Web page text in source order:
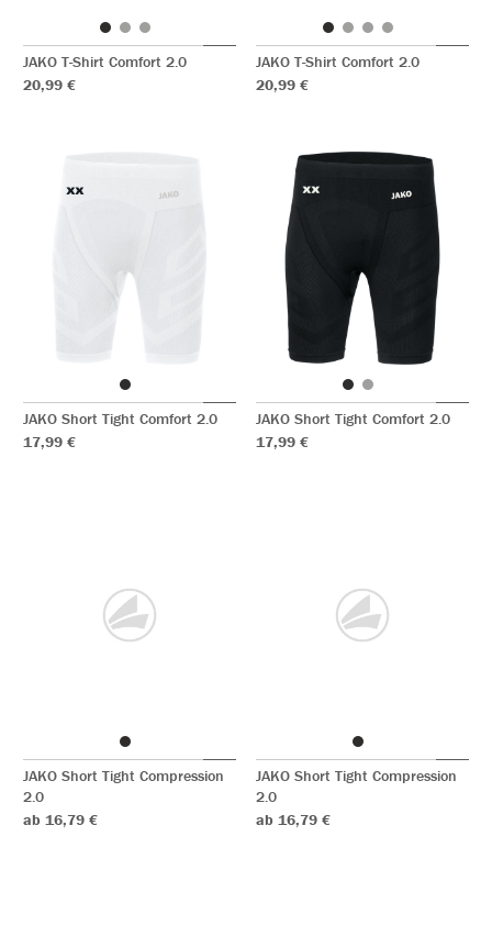
JAKO T-Shirt Comfort 2.0
20,99 €
JAKO T-Shirt Comfort 2.0
20,99 €
JAKO Short Tight Comfort 2.0
17,99 €
JAKO Short Tight Comfort 2.0
17,99 €
JAKO Short Tight Compression
2.0
ab 16,79 €
JAKO Short Tight Compression
2.0
ab 16,79 €